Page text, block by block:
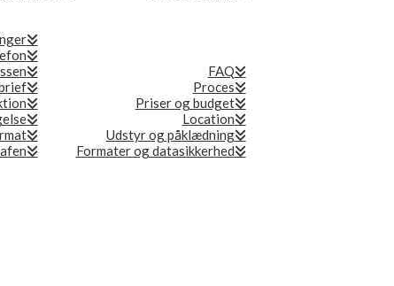
FAQ
Proces
Priser og budget
Location
Udstyr og påklædning
Formater og datasikkerhed